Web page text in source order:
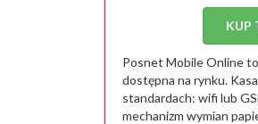
KUP
Posnet Mobile Online
dostępna na rynku.
standardach: wifi lub
mechanizm wymian